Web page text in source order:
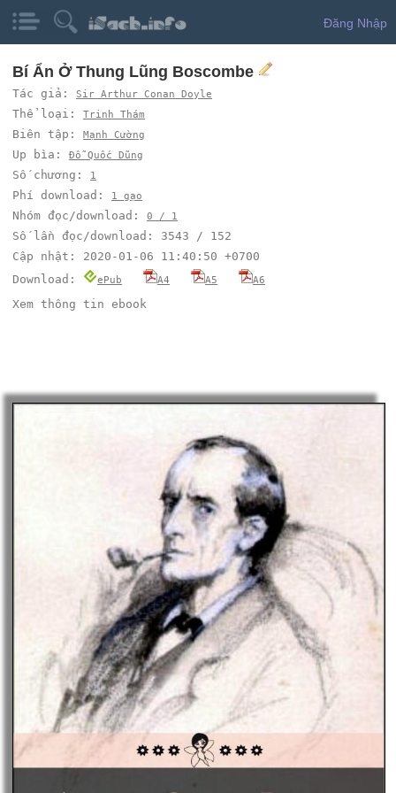
Đăng Nhập
Bí Ẩn Ở Thung Lũng Boscombe
Tác giả: Sir Arthur Conan Doyle
Thể loại: Trinh Thám
Biên tập: Mạnh Cường
Up bìa: Đỗ Quốc Dũng
Số chương: 1
Phí download: 1 gạo
Nhóm đọc/download: 0 / 1
Số lần đọc/download: 3543 / 152
Cập nhật: 2020-01-06 11:40:50 +0700
Download:
ePub A4 A5 A6
Xem thông tin ebook